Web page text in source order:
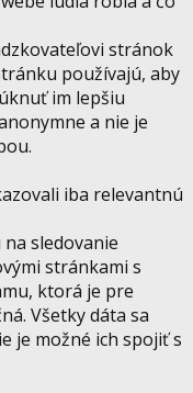
stránok
používajú, aby
im lepšiu
a nie je
iba relevantnú
sledovanie
stránkami s
ktorá je pre
Všetky dáta sa
je možné ich spojiť s